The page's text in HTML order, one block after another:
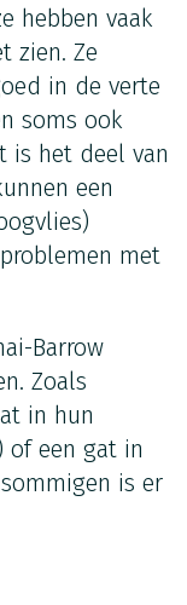
hebben vaak
zien. Ze
in de verte
soms ook
is het deel van
een
met
Barrow
Zoals
in hun
of een gat in
is er